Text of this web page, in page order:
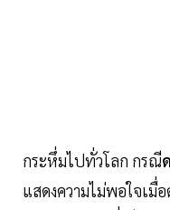
กระหึ่มไปทั่วโลก กรณี
แสดงความไม่พอใจเมื่